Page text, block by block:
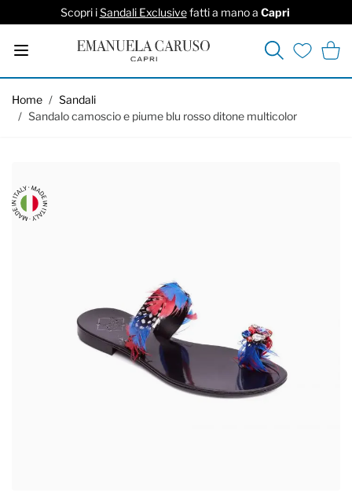
Scopri iSandali Exclusivefatti a mano a Capri
Cerca
Home / Sandali
/ Sandalo camoscio e piume blu rosso ditone multicolor